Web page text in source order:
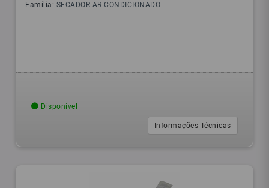
Família: SECADOR AR CONDICIONADO
Disponível
Informações Técnicas